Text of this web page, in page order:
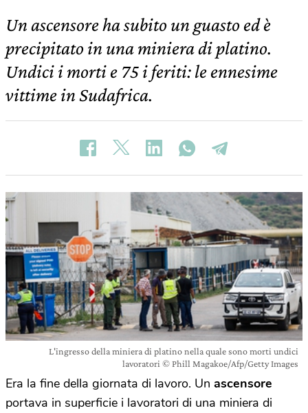
Un ascensore ha subito un guasto ed è
precipitato in una miniera di platino.
Undici i morti e 75 i feriti: le ennesime
vittime in Sudafrica.
L'ingresso della miniera di platino nella quale sono morti undici
lavoratori © Phill Magakoe/Afp/Getty Images
Era la fine della giornata di lavoro. Un ascensore
portava in superficie i lavoratori di una miniera di